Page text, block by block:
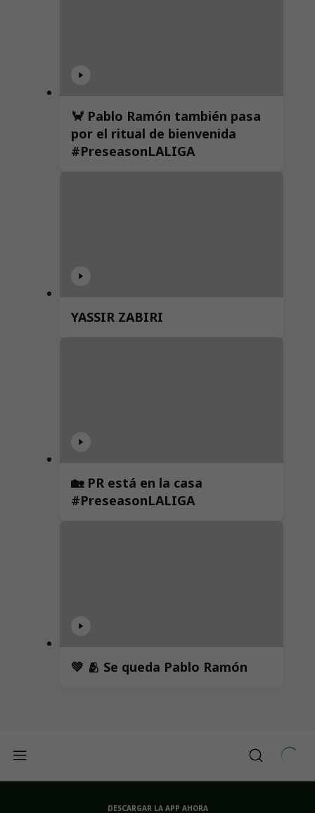
🦀 Pablo Ramón también pasa
por el ritual de bienvenida
#PreseasonLALIGA
YASSIR ZABIRI
🏡 PR está en la casa
#PreseasonLALIGA
💚 🫂 Se queda Pablo Ramón
DESCARGAR LA APP AHORA